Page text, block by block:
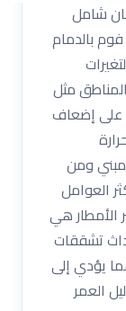
30% مع ضمان شامل
بالدمام
مثل
على إضعاف
ومن
العوامل
الأمطار هي
تشققات
يؤدي إلى
العمر